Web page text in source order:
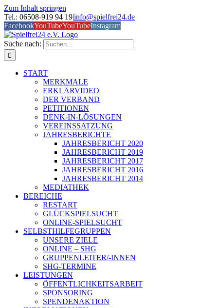
Zum Inhalt springen
Tel.: 06508-919 94 19|info@spielfrei24.de
FacebookYouTubeYouTubeInstagram
Suche nach:
START
MERKMALE
ERKLÄRVIDEO
DER VERBAND
PETITIONEN
DENK-IN-LÖSUNGEN
VEREINSSATZUNG
JAHRESBERICHTE
JAHRESBERICHT 2020
JAHRESBERICHT 2019
JAHRESBERICHT 2017
JAHRESBERICHT 2016
JAHRESBERICHT 2014
MEDIATHEK
BEREICHE
RESTART
GLÜCKSPIELSUCHT
ONLINE-SPIELSUCHT
SELBSTHILFEGRUPPEN
UNSERE ZIELE
ONLINE – SHG
GRUPPENLEITER/-INNEN
SHG-TERMINE
LEISTUNGEN
ÖFFENTLICHKEITSARBEIT
SPONSORING
SPENDENAKTION